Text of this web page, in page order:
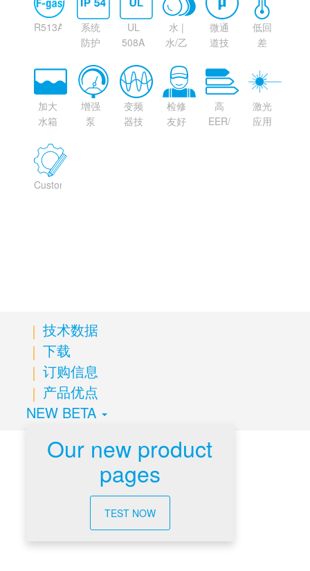
R513A
系统
防护
UL
508A
(option)
水 |
水/乙
微通
道技
低回
差
加大
水箱
增强
泵
变频
器技
检修
友好
高
EER/
激光
应用
Customizable
技术数据
下载
订购信息
产品优点
NEW BETA
Our new product
pages
TEST NOW
技术数据